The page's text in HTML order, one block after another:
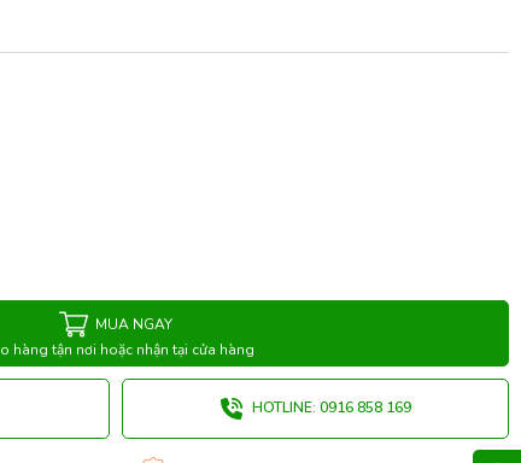
MUA NGAY
hàng tận nơi hoặc nhận tại cửa hàng
HOTLINE: 0916 858 169